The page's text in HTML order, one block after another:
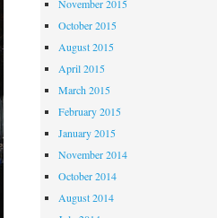
November 2015
October 2015
August 2015
April 2015
March 2015
February 2015
January 2015
November 2014
October 2014
August 2014